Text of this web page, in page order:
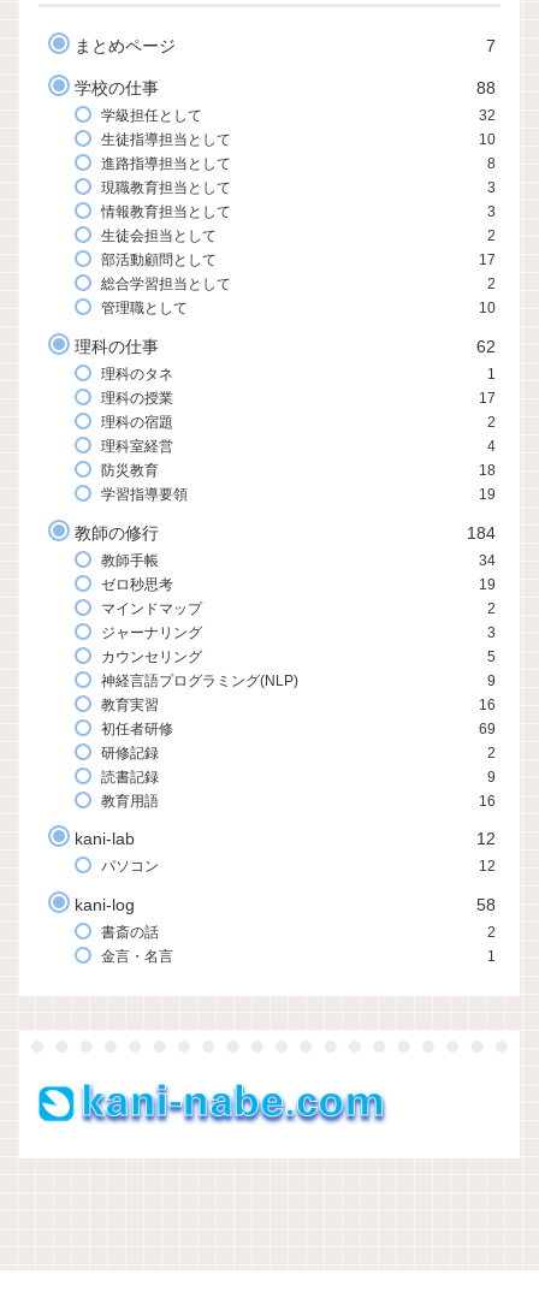
まとめページ 7
学校の仕事 88
学級担任として
32
生徒指導担当として
10
進路指導担当として
8
現職教育担当として
3
情報教育担当として
3
生徒会担当として
2
部活動顧問として
17
総合学習担当として
2
管理職として
10
理科の仕事 62
理科のタネ
1
理科の授業
17
理科の宿題
2
理科室経営
4
防災教育
18
学習指導要領
19
教師の修行 184
教師手帳
34
ゼロ秒思考
19
マインドマップ
2
ジャーナリング
3
カウンセリング
5
神経言語プログラミング(NLP)
9
教育実習
16
初任者研修
69
研修記録
2
読書記録
9
教育用語
16
kani-lab 12
パソコン 12
kani-log 58
書斎の話
2
金言・名言
1